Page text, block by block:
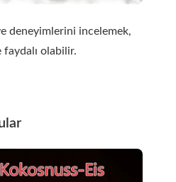
deneyimlerini incelemek,
faydalı olabilir.